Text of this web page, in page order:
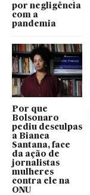
por negligência
com a
pandemia
Por que
Bolsonaro
pediu desculpas
a Bianca
Santana, face
da ação de
jornalistas
mulheres
contra ele na
ONU